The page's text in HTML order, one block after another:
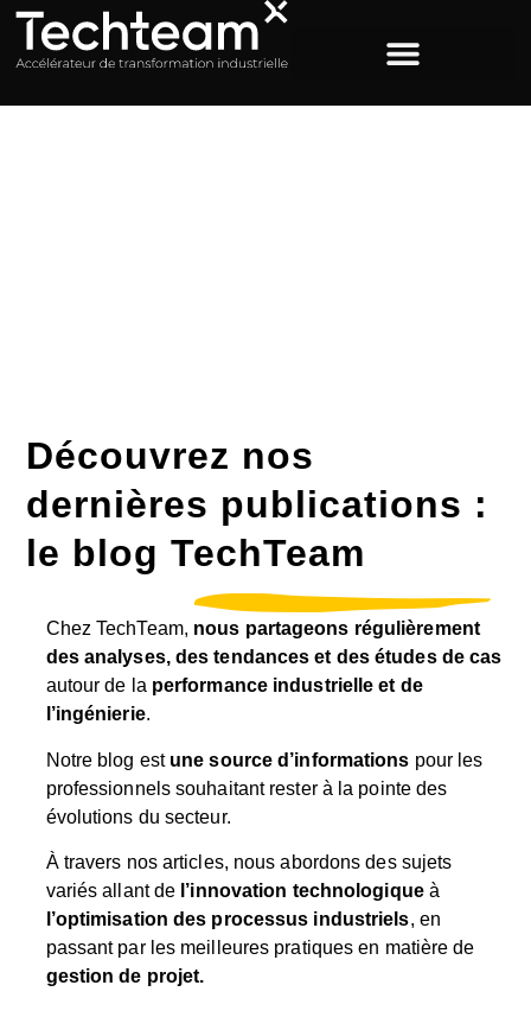
Découvrez nos
dernières publications :
le blog TechTeam
Chez TechTeam, nous partageons régulièrement
des analyses, des tendances et des études de cas
autour de la performance industrielle et de
l’ingénierie.
Notre blog est une source d’informations pour les
professionnels souhaitant rester à la pointe des
évolutions du secteur.
À travers nos articles, nous abordons des sujets
variés allant de l’innovation technologiqueà
l’optimisation des processus industriels, en
passant par les meilleures pratiques en matière de
gestion de projet.